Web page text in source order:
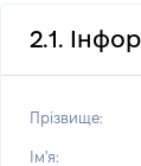
2.1.
Прізвище:
Ім'я: